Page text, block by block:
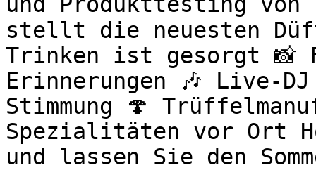
stellt die neuesten
Trinken ist gesorgt 📸
Erinnerungen 🎶
Stimmung 🍄
Spezialitäten vor Ort
und lassen Sie den